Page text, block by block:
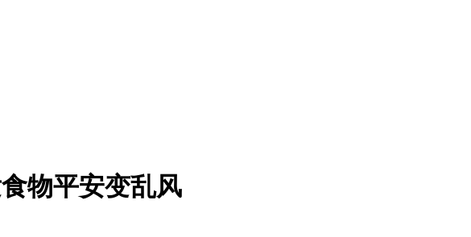
物平安变乱风